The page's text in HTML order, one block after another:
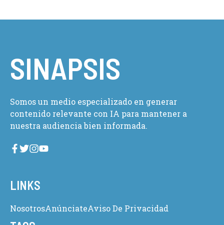
SINAPSIS
Somos un medio especializado en generar
contenido relevante con IA para mantener a
nuestra audiencia bien informada.
LINKS
NosotrosAnúnciateAviso De Privacidad